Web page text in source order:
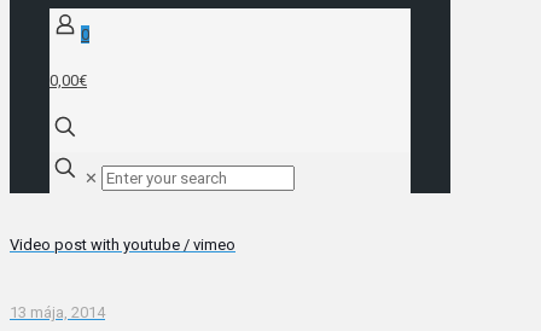
0
0,00€
✕
Video post with youtube / vimeo
13 mája, 2014